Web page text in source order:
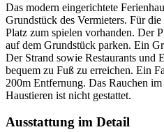
Das modern eingerichtete
Grundstück des Vermieters. Für
Platz zum spielen vorhanden. Der
auf dem Grundstück parken. Ein
Der Strand sowie Restaurants und
bequem zu Fuß zu erreichen. Ein
200m Entfernung. Das Rauchen
Haustieren ist nicht gestattet.
Ausstattung im Detail